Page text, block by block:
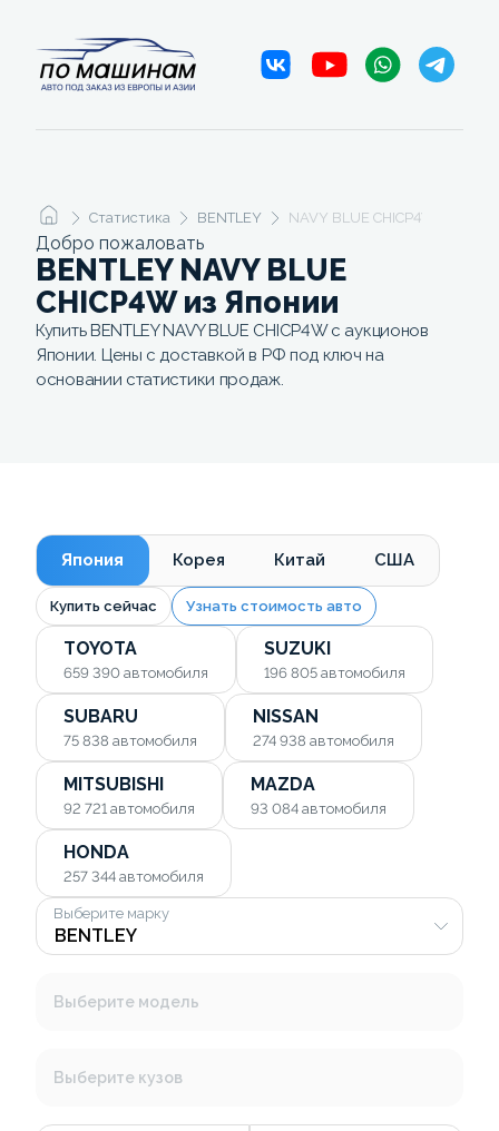
Статистика BENTLEY NAVY BLUE CHICP4W
Добро пожаловать
BENTLEY NAVY BLUE
CHICP4W из Японии
Купить BENTLEY NAVY BLUE CHICP4W с аукционов
Японии. Цены с доставкой в РФ под ключ на
основании статистики продаж.
Япония Корея Китай США
Купить сейчас Узнать стоимость авто
TOYOTA
659 390 автомобиля
SUZUKI
196 805 автомобиля
SUBARU
75 838 автомобиля
NISSAN
274 938 автомобиля
MITSUBISHI
92 721 автомобиля
MAZDA
93 084 автомобиля
HONDA
257 344 автомобиля
Выберите марку
Выберите модель
Выберите кузов